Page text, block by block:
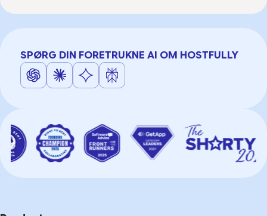
SPØRG DIN FORETRUKNE AI OM HOSTFULLY